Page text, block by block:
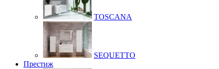
TOSCANA
SEQUETTO
Престиж